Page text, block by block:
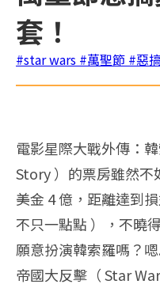
套！
#star wars #萬聖節 #惡
電影星際大戰外傳：
Story ）的票房雖然不
美金 4 億，距離達到
不只一點點 ），不曉
願意扮演韓索羅嗎？
帝國大反擊（ Star